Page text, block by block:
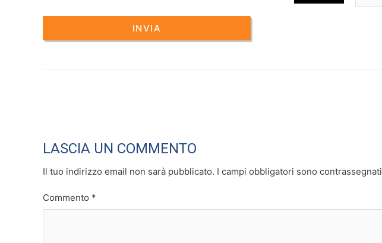
LASCIA UN COMMENTO
Il tuo indirizzo email non sarà pubblicato. I campi obbligatori sono contrassegnati
Commento *